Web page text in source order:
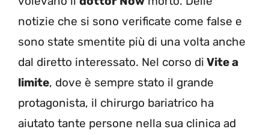
notizie che si sono verificate come false e
sono state smentite più di una volta anche
dal diretto interessato. Nel corso di Vite a
limite, dove è sempre stato il grande
protagonista, il chirurgo bariatrico ha
aiutato tante persone nella sua clinica ad